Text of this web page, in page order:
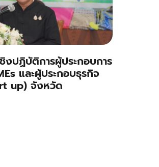
งปฏิบัติการผู้ประกอบการ
และผู้ประกอบธุรกิจ
up) จังหวัด